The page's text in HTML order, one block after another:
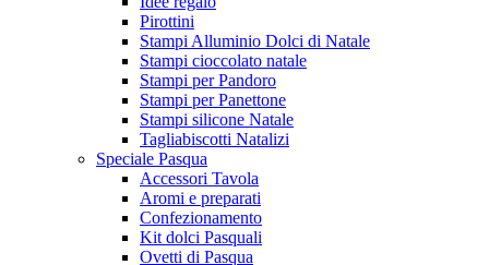
Pirottini
Stampi Alluminio Dolci di Natale
Stampi cioccolato natale
Stampi per Pandoro
Stampi per Panettone
Stampi silicone Natale
Tagliabiscotti Natalizi
Speciale Pasqua
Accessori Tavola
Aromi e preparati
Confezionamento
Kit dolci Pasquali
Ovetti di Pasqua